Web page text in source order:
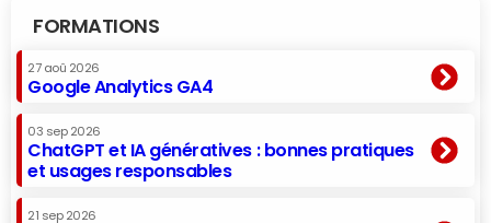
FORMATIONS
27 aoû 2026
Google Analytics GA4
03 sep 2026
ChatGPT et IA génératives : bonnes pratiques
et usages responsables
21 sep 2026